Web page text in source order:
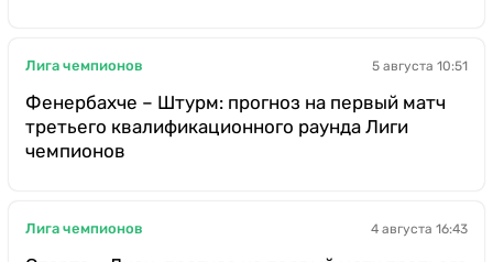
Лига чемпионов 5 августа 10:51
Фенербахче – Штурм: прогноз на первый матч
третьего квалификационного раунда Лиги
чемпионов
Лига чемпионов 4 августа 16:43